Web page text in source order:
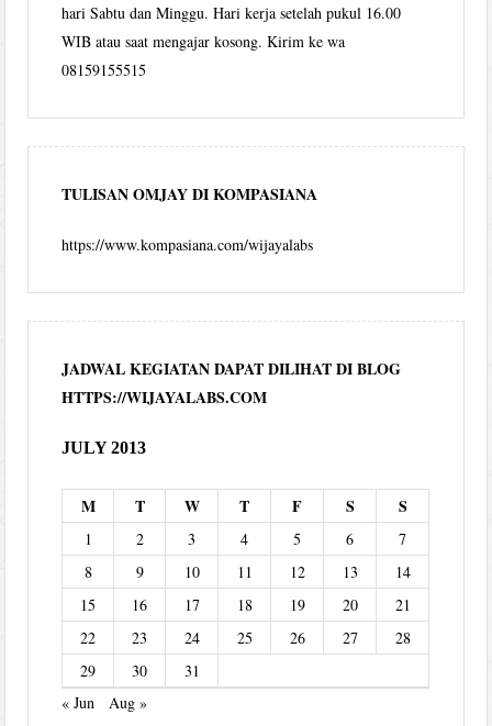
hari Sabtu dan Minggu. Hari kerja setelah pukul 16.00
WIB atau saat mengajar kosong. Kirim ke wa
08159155515
TULISAN OMJAY DI KOMPASIANA
https://www.kompasiana.com/wijayalabs
JADWAL KEGIATAN DAPAT DILIHAT DI BLOG
HTTPS://WIJAYALABS.COM
JULY 2013
M T W T F S S
1 2 3 4 5 6
7
8
9 10 11 12 13
14
15
16 17 18 19 20
21
22
23 24 25 26 27
28
29
30
31
« Jun
Aug »